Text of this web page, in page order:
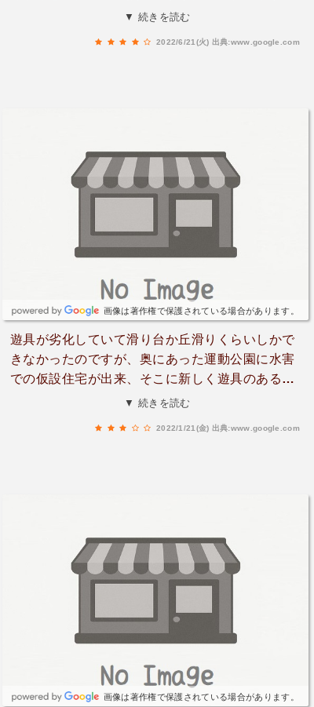
然わからず、、、ボランティアの人などに訪ねた
がありました！
▼ 続きを読む
2022/6/21(火) 出典:www.google.com
画像は著作権で保護されている場合があります。
遊具が劣化していて滑り台か丘滑りくらいしかで
きなかったのですが、奥にあった運動公園に水害
での仮設住宅が出来、そこに新しく遊具のある公
園が出来ているので、土日などはお子様連れの家
▼ 続きを読む
2022/1/21(金) 出典:www.google.com
画像は著作権で保護されている場合があります。